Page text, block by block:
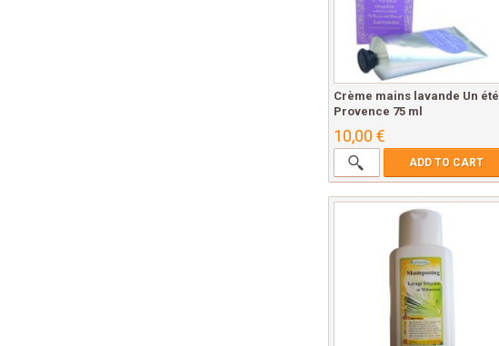
Crème mains lavande Un été
Provence 75 ml
10,00 €
ADD TO CART